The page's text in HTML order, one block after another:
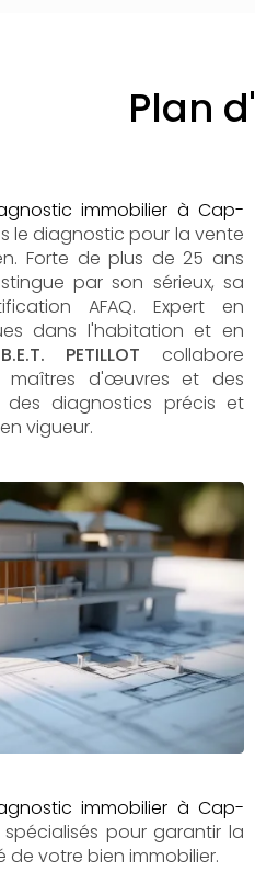
Plan
immobilier à Cap-
le diagnostic pour la vente
Forte de plus de 25 ans
par son sérieux, sa
AFAQ. Expert en
dans l'habitation et en
B.E.T. PETILLOT collabore
maîtres d'œuvres et des
diagnostics précis et
vigueur.
immobilier à Cap-
pour garantir la
votre bien immobilier.